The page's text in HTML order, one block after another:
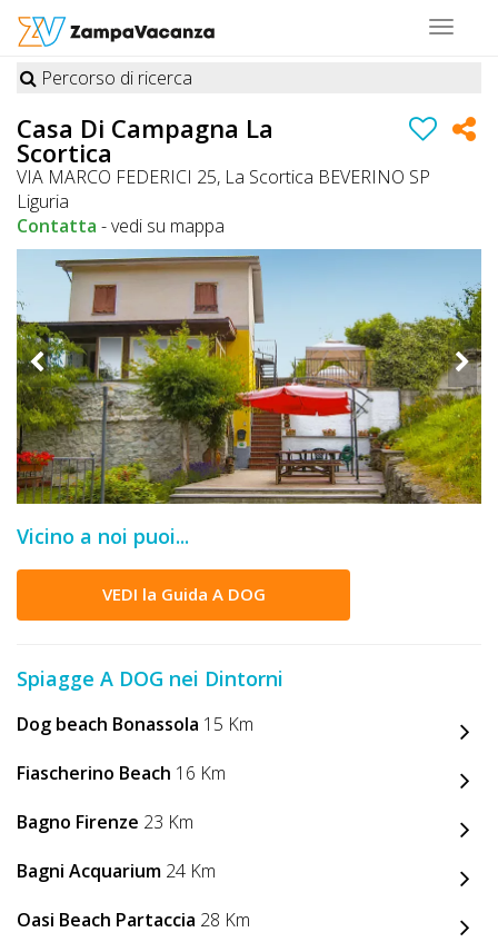
Toggle
STRUTTURE
A
DOG
LUOGHI
A
DOG
OFFERTE
A
INFO
DOG
CHIEDI
CODICE
Video
Percorso di ricerca
Casa Di Campagna La
Scortica
VIA MARCO FEDERICI 25, La Scortica BEVERINO SP
Liguria
Contatta -vedi su mappa
Vicino a noi puoi...
VEDI la Guida A DOG
Spiagge A DOG nei Dintorni
Dog beach Bonassola 15 Km
Fiascherino Beach 16 Km
Bagno Firenze 23 Km
Bagni Acquarium 24 Km
Oasi Beach Partaccia 28 Km